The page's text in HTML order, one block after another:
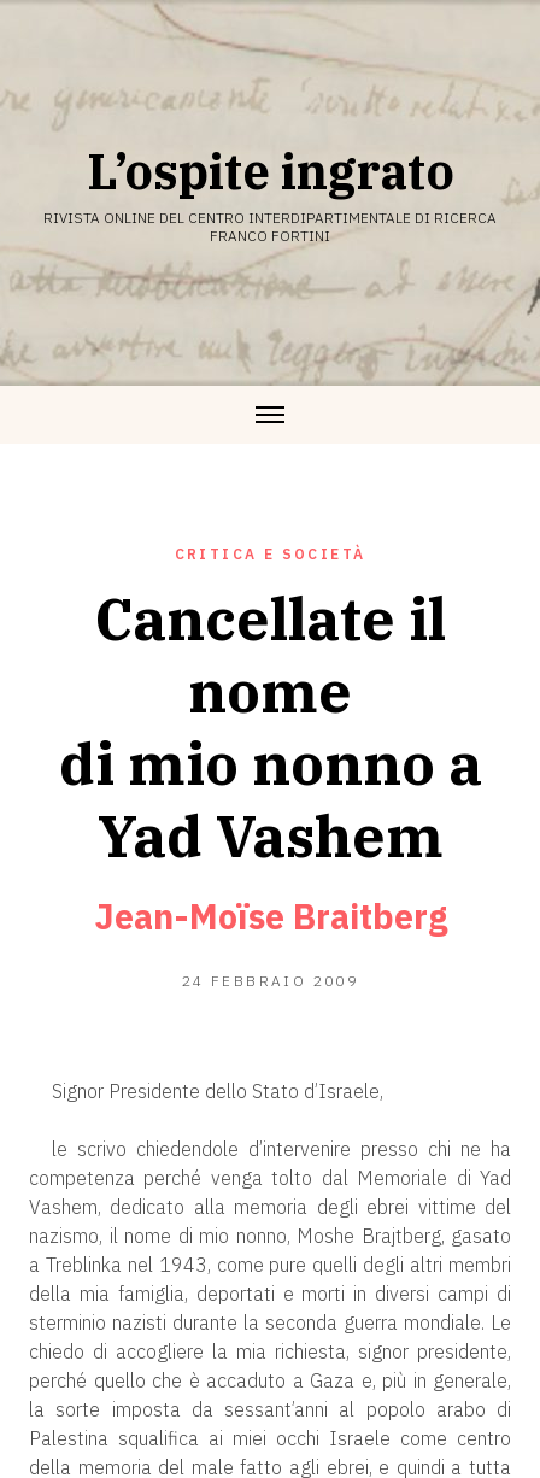
L’ospite ingrato
RIVISTA ONLINE DEL CENTRO INTERDIPARTIMENTALE DI RICERCA
FRANCO FORTINI
CRITICA E SOCIETÀ
Cancellate il
nome
di mio nonno a
Yad Vashem
Jean-Moïse Braitberg
24 FEBBRAIO 2009
Signor Presidente dello Stato d’Israele,
le scrivo chiedendole d’intervenire presso chi ne ha
competenza perché venga tolto dal Memoriale di Yad
Vashem, dedicato alla memoria degli ebrei vittime del
nazismo, il nome di mio nonno, Moshe Brajtberg, gasato
a Treblinka nel 1943, come pure quelli degli altri membri
della mia famiglia, deportati e morti in diversi campi di
sterminio nazisti durante la seconda guerra mondiale. Le
chiedo di accogliere la mia richiesta, signor presidente,
perché quello che è accaduto a Gaza e, più in generale,
la sorte imposta da sessant’anni al popolo arabo di
Palestina squalifica ai miei occhi Israele come centro
della memoria del male fatto agli ebrei, e quindi a tutta